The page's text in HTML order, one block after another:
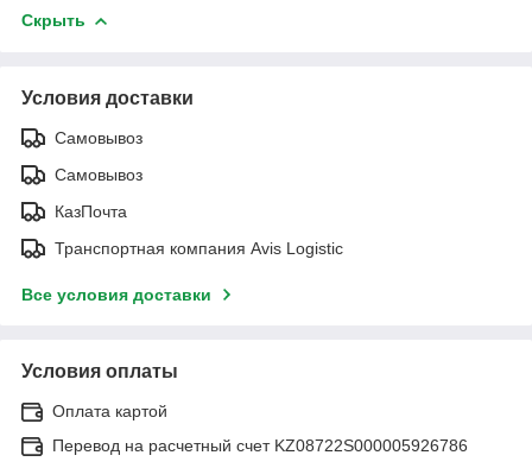
Скрыть
Условия доставки
Самовывоз
Самовывоз
КазПочта
Транспортная компания Avis Logistic
Все условия доставки
Условия оплаты
Оплата картой
Перевод на расчетный счет KZ08722S000005926786